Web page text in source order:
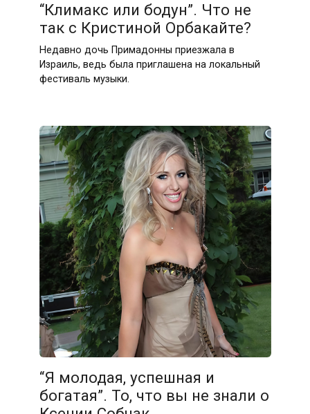
“Климакс или бодун”. Что не
так с Кристиной Орбакайте?
Недавно дочь Примадонны приезжала в
Израиль, ведь была приглашена на локальный
фестиваль музыки.
“Я молодая, успешная и
богатая”. То, что вы не знали о